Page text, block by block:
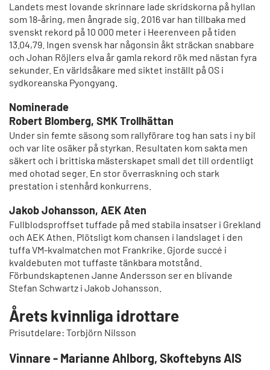
Landets mest lovande skrinnare lade skridskorna på hyllan
som 18-åring, men ångrade sig. 2016 var han tillbaka med
svenskt rekord på 10 000 meter i Heerenveen på tiden
13.04,79. Ingen svensk har någonsin åkt sträckan snabbare
och Johan Röjlers elva år gamla rekord rök med nästan fyra
sekunder. En världsåkare med siktet inställt på OS i
sydkoreanska Pyongyang.
Nominerade
Robert Blomberg, SMK Trollhättan
Under sin femte säsong som rallyförare tog han sats i ny bil
och var lite osäker på styrkan. Resultaten kom sakta men
säkert och i brittiska mästerskapet small det till ordentligt
med ohotad seger. En stor överraskning och stark
prestation i stenhård konkurrens.
Jakob Johansson, AEK Aten
Fullblodsproffset tuffade på med stabila insatser i Grekland
och AEK Athen. Plötsligt kom chansen i landslaget i den
tuffa VM-kvalmatchen mot Frankrike. Gjorde succé i
kvaldebuten mot tuffaste tänkbara motstånd.
Förbundskaptenen Janne Andersson ser en blivande
Stefan Schwartz i Jakob Johansson.
Årets kvinnliga idrottare
Prisutdelare: Torbjörn Nilsson
Vinnare - Marianne Ahlborg, Skoftebyns AIS